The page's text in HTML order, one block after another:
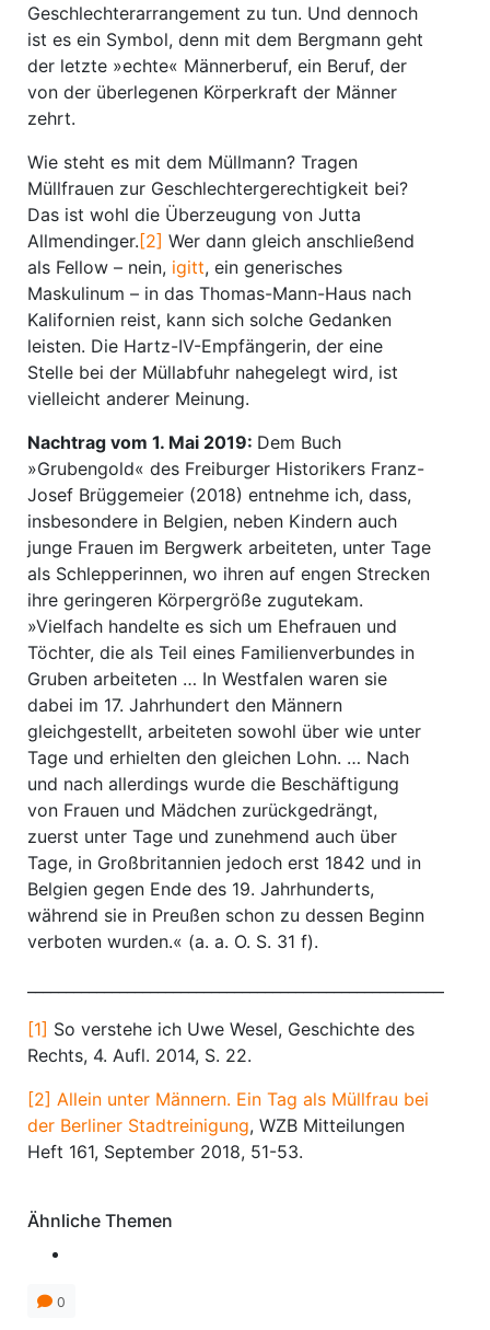
Geschlechter­arrangement zu tun. Und dennoch
ist es ein Symbol, denn mit dem Bergmann geht
der letzte »echte« Männerberuf, ein Beruf, der
von der überlegenen Körperkraft der Männer
zehrt.
Wie steht es mit dem Müllmann? Tragen
Müllfrauen zur Geschlechtergerechtigkeit bei?
Das ist wohl die Überzeugung von Jutta
Allmendinger. [2] Wer dann gleich anschließend
als Fellow – nein, igitt, ein generisches
Maskulinum – in das Thomas-Mann-Haus nach
Kalifornien reist, kann sich solche Gedanken
leisten. Die Hartz-IV-Empfängerin, der eine
Stelle bei der Müllabfuhr nahegelegt wird, ist
vielleicht anderer Meinung.
Nachtrag vom 1. Mai 2019: Dem Buch
»Grubengold« des Freiburger Historikers Franz-
Josef Brüggemeier (2018) entnehme ich, dass,
insbesondere in Belgien, neben Kindern auch
junge Frauen im Bergwerk arbeiteten, unter Tage
als Schlepperinnen, wo ihren auf engen Strecken
ihre geringeren Körpergröße zugutekam.
»Vielfach handelte es sich um Ehefrauen und
Töchter, die als Teil eines Familienverbundes in
Gruben arbeiteten … In Westfalen waren sie
dabei im 17. Jahrhundert den Männern
gleichgestellt, arbeiteten sowohl über wie unter
Tage und erhielten den gleichen Lohn. … Nach
und nach allerdings wurde die Beschäftigung
von Frauen und Mädchen zurückgedrängt,
zuerst unter Tage und zunehmend auch über
Tage, in Großbritannien jedoch erst 1842 und in
Belgien gegen Ende des 19. Jahrhunderts,
während sie in Preußen schon zu dessen Beginn
verboten wurden.« (a. a. O. S. 31 f).
[1] So verstehe ich Uwe Wesel, Geschichte des
Rechts, 4. Aufl. 2014, S. 22.
[2] Allein unter Männern. Ein Tag als Müllfrau bei
der Berliner Stadtreinigung, WZB Mitteilungen
Heft 161, September 2018, 51-53.
Ähnliche Themen
0